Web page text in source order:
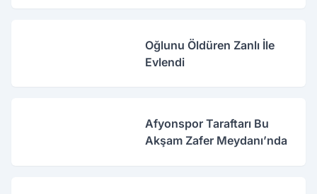
Oğlunu Öldüren Zanlı İle
Evlendi
Afyonspor Taraftarı Bu
Akşam Zafer Meydanı’nda